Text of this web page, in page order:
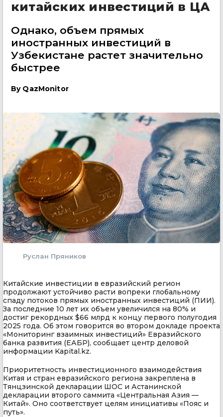
китайских инвестиций в ЦА
Однако, объем прямых
иностранных инвестиций в
Узбекистане растет значительно
быстрее
By QazMonitor
Руслан Пряников
Китайские инвестиции в евразийский регион
продолжают устойчиво расти вопреки глобальному
спаду потоков прямых иностранных инвестиций (ПИИ).
За последние 10 лет их объем увеличился на 80% и
достиг рекордных $66 млрд к концу первого полугодия
2025 года. Об этом говорится во втором докладе проекта
«Мониторинг взаимных инвестиций» Евразийского
банка развития (ЕАБР), сообщает центр деловой
информации Kapital.kz.
Приоритетность инвестиционного взаимодействия
Китая и стран евразийского региона закреплена в
Тянцзинской декларации ШОС и Астанинской
декларации второго саммита «Центральная Азия —
Китай». Оно соответствует целям инициативы «Пояс и
путь».